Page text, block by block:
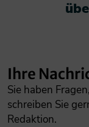
Ihre
Sie haben
schreiben Sie
Redaktion.